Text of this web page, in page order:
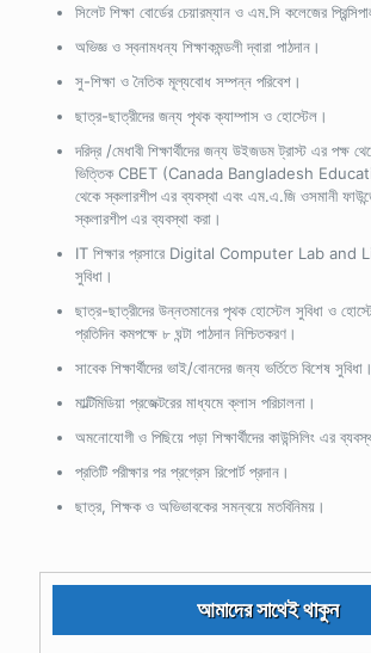
সিলেট শিক্ষা বোর্ডের চেয়ারম্যান ও এম.সি কলেজের
অভিজ্ঞ ও স্বনামধন্য শিক্ষাকমন্ডলী দ্বারা পাঠদান।
সু-শিক্ষা ও নৈতিক মূল্যবোধ সম্পন্ন পরিবেশ।
ছাত্র-ছাত্রীদের জন্য পৃথক ক্যাম্পাস ও হোস্টেল।
দরিদ্র /মেধাবী শিক্ষার্থীদের জন্য উইজডম ট্রাস্ট এর পক্ষ
ভিত্তিক CBET (Canada Bangladesh
থেকে স্কলারশীপ এর ব্যবস্থা এবং এম.এ.জি ওসমানী
স্কলারশীপ এর ব্যবস্থা করা।
IT শিক্ষার প্রসারে Digital Computer Lab and
সুবিধা।
ছাত্র-ছাত্রীদের উন্নতমানের পৃথক হোস্টেল সুবিধা ও
প্রতিদিন কমপক্ষে ৮ ঘন্টা পাঠদান নিশ্চিতকরণ।
সাবেক শিক্ষার্থীদের ভাই/বোনদের জন্য ভর্তিতে বিশেষ সুবিধা।
মাল্টিমিডিয়া প্রজেক্টরের মাধ্যমে ক্লাস পরিচালনা।
অমনোযোগী ও পিছিয়ে পড়া শিক্ষার্থীদের কাউন্সিলিং এর
প্রতিটি পরীক্ষার পর প্রগ্রেস রিপোর্ট প্রদান।
ছাত্র, শিক্ষক ও অভিভাবকের সমন্বয়ে মতবিনিময়।
আমাদের সাথেই থাকুন